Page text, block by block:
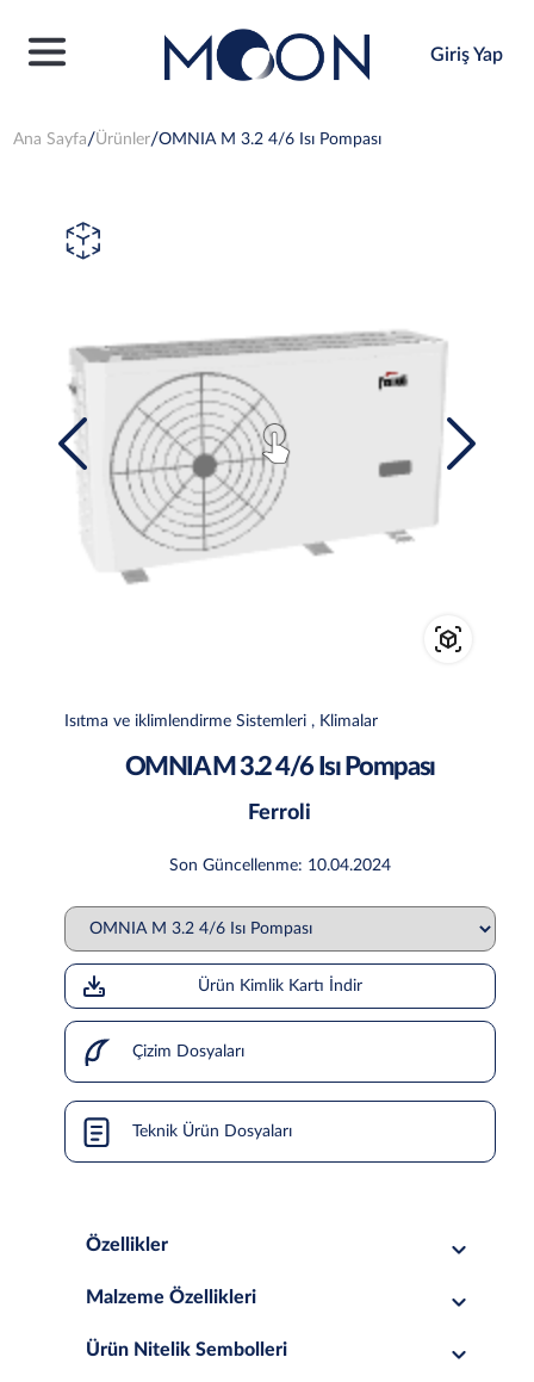
Giriş Yap
Ana Sayfa Ürünler OMNIA M 3.2 4/6 Isı Pompası
Isıtma ve iklimlendirme Sistemleri , Klimalar
OMNIA M 3.2 4/6 Isı Pompası
Ferroli
Son Güncellenme: 10.04.2024
Ürün Kimlik Kartı İndir
Çizim Dosyaları
Teknik Ürün Dosyaları
Özellikler
Malzeme Özellikleri
Ürün Nitelik Sembolleri